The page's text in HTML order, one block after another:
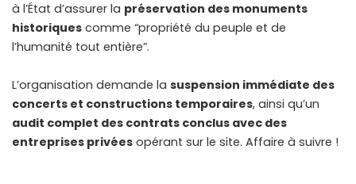
à l’État d’assurer la préservation des monuments
historiques comme “propriété du peuple et de
l’humanité tout entière”.
L’organisation demande la suspension immédiate des
concerts et constructions temporaires, ainsi qu’un
audit complet des contrats conclus avec des
entreprises privées opérant sur le site. Affaire à suivre !